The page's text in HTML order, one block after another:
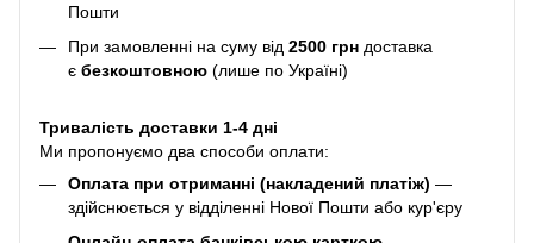
Пошти
При замовленні на суму від 2500 грн доставка
є безкоштовною (лише по Україні)
Тривалість доставки 1-4 дні
Ми пропонуємо два способи оплати:
Оплата при отриманні (накладений платіж) —
здійснюється у відділенні Нової Пошти або кур'єру